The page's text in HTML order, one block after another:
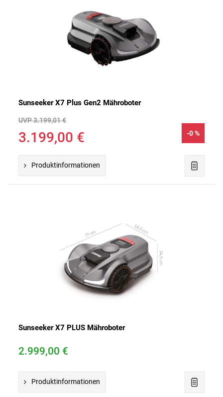
Sunseeker X7 Plus Gen2 Mähroboter
UVP 3.199,01 €
3.199,00 € -0 %
Produktinformationen
Sunseeker X7 PLUS Mähroboter
2.999,00 €
Produktinformationen